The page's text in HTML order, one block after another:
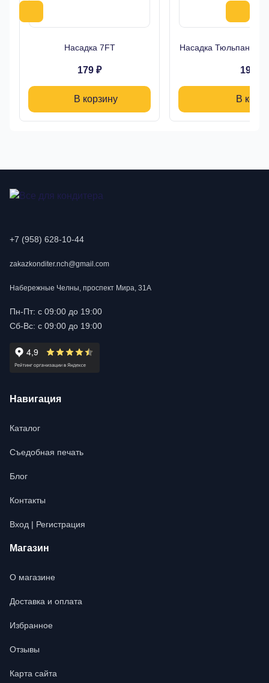
Насадка 7FT
179 ₽
В корзину
Насадка Тюльпан
190 ₽
В
+7 (958) 628-10-44
zakazkonditer.nch@gmail.com
Набережные Челны, проспект Мира, 31А
Пн-Пт: с 09:00 до 19:00
Сб-Вс: с 09:00 до 19:00
Навигация
Каталог
Съедобная печать
Блог
Контакты
Вход | Регистрация
Магазин
О магазине
Доставка и оплата
Избранное
Отзывы
Карта сайта